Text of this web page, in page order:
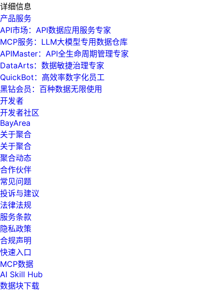
详细信息
产品服务
API市场：API数据应用服务专家
MCP服务：LLM大模型专用数据仓库
APIMaster：API全生命周期管理专家
DataArts：数据敏捷治理专家
QuickBot：高效率数字化员工
黑钻会员：百种数据无限使用
开发者
开发者社区
BayArea
关于聚合
关于聚合
聚合动态
合作伙伴
常见问题
投诉与建议
法律法规
服务条款
隐私政策
合规声明
快速入口
MCP数据
AI Skill Hub
数据块下载